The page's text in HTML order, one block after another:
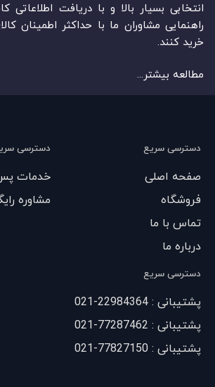
انتخابی بسیار بالا و با دریافت
راهنمایی مشاوران ما با حداکثر اطمینان
خرید کنند.
مطالعه بیشتر...
دسترسی سریع
صفحه اصلی
فروشگاه
تماس با ما
درباره ما
دسترسی
خدمات
مشاوره
دسترسی سریع
پشتیبانی : 22984364-021
پشتیبانی : 77287462-021
پشتیبانی : 77827150-021